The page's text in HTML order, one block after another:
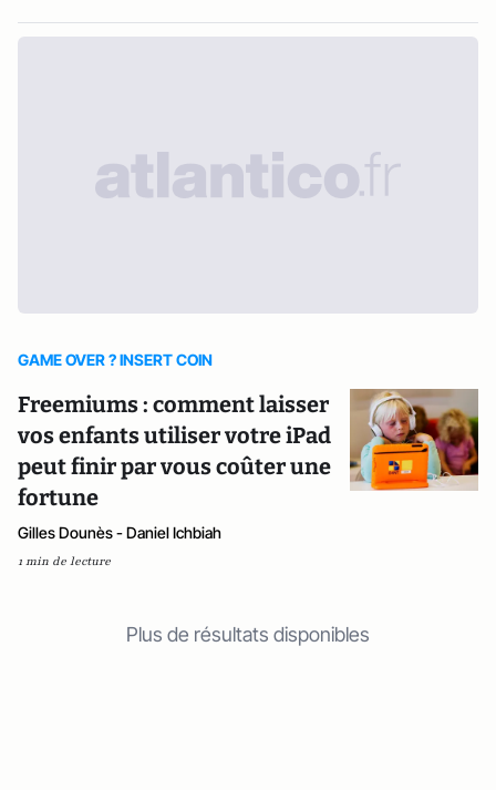
GAME OVER ? INSERT COIN
Freemiums : comment laisser
vos enfants utiliser votre iPad
peut finir par vous coûter une
fortune
Gilles Dounès - Daniel Ichbiah
1 min de lecture
Plus de résultats disponibles